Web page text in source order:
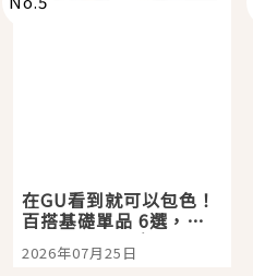
在GU看到就可以包色！
百搭基礎單品 6選，閉
眼全收也不心疼
2026年07月25日